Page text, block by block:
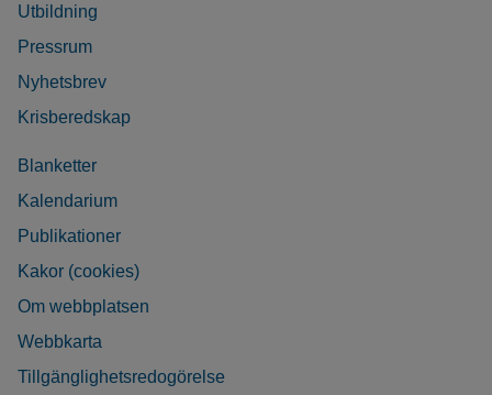
Utbildning
Pressrum
Nyhetsbrev
Krisberedskap
Blanketter
Kalendarium
Publikationer
Kakor (cookies)
Om webbplatsen
Webbkarta
Tillgänglighetsredogörelse